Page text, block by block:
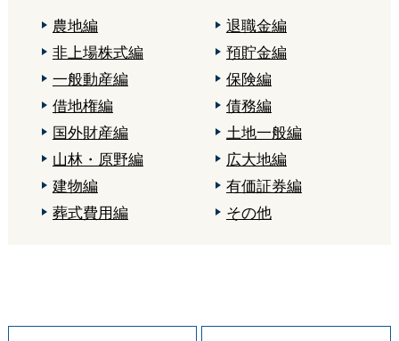
農地編
退職金編
非上場株式編
預貯金編
一般動産編
保険編
借地権編
債務編
国外財産編
土地一般編
山林・原野編
広大地編
建物編
有価証券編
葬式費用編
その他